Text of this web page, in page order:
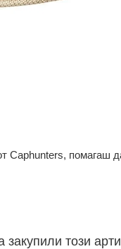
Caphunters, помагаш
закупили този